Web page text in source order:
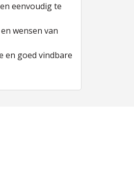
eenvoudig te
wensen van
en goed vindbare